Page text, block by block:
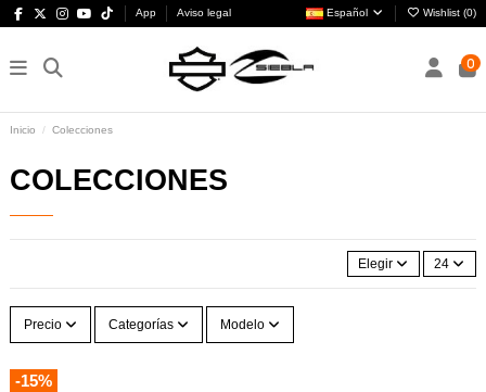
App Aviso legal Español Wishlist (0)
0
Inicio Colecciones
COLECCIONES
Elegir 24
Precio Categorías Modelo
-15%